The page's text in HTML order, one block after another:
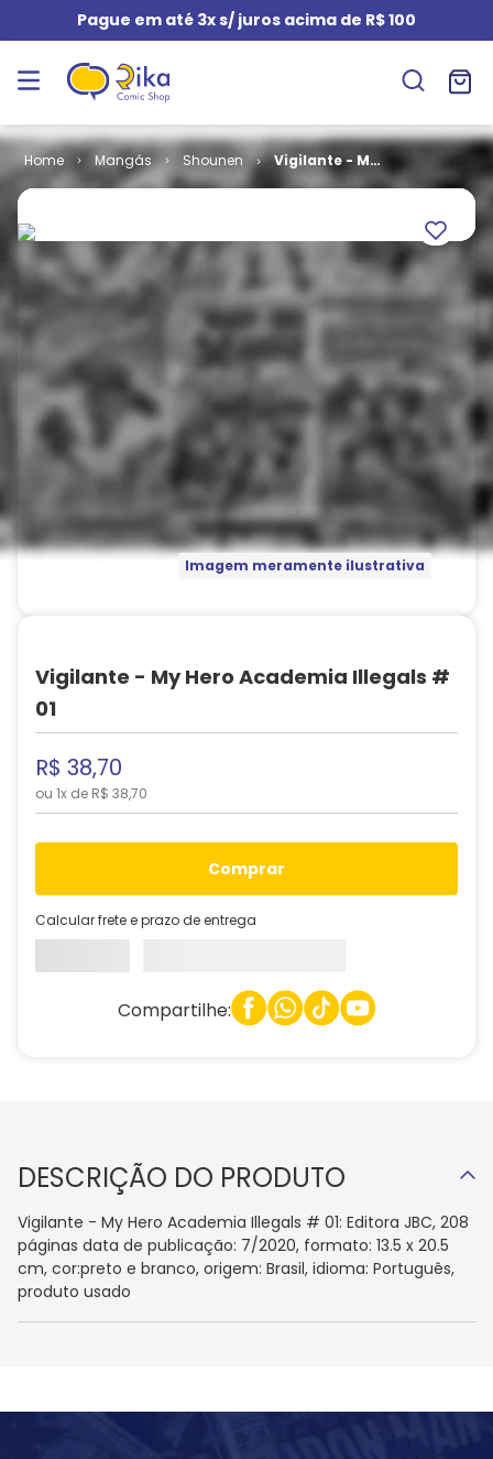
Pague em até 3x s/ juros acima de R$ 100
Mangás Shounen
Vigilante - My
Imagem meramente ilustrativa
Vigilante - My Hero Academia Illegals #
01
R$ 38,70
ou 1x de R$ 38,70
comprar
Calcular frete e prazo de entrega
Compartilhe:
DESCRIÇÃO DO PRODUTO
Vigilante - My Hero Academia Illegals # 01: Editora JBC, 208
páginas data de publicação: 7/2020, formato: 13.5 x 20.5
cm, cor:preto e branco, origem: Brasil, idioma: Português,
produto usado